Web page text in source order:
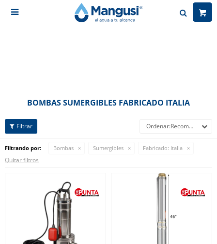

BOMBAS SUMERGIBLES FABRICADO ITALIA
Recomendados
Filtrando por: Bombas Sumergibles Fabricado: Italia
Quitar filtros